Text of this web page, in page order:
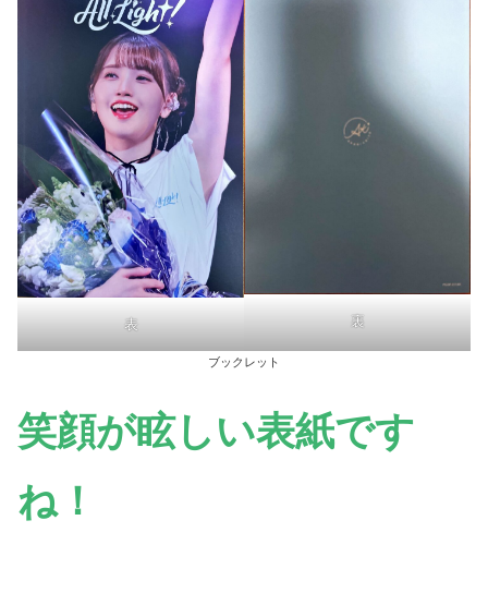
表 裏
ブックレット
笑顔が眩しい表紙です
ね！